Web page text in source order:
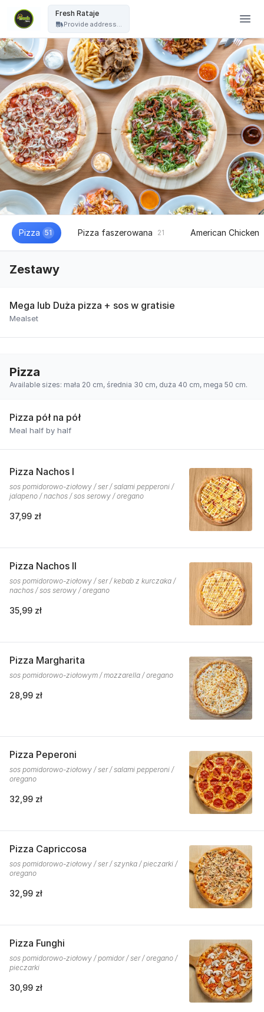
Fresh Rataje
Provide address...
Pizza 51 Pizza faszerowana 21 American Chicken
Zestawy
Mega lub Duża pizza + sos w gratisie
Mealset
Pizza
Available sizes: mała 20 cm, średnia 30 cm, duża 40 cm, mega 50 cm.
Pizza pół na pół
Meal half by half
Pizza Nachos I
sos pomidorowo-ziołowy / ser / salami pepperoni /
jalapeno / nachos / sos serowy / oregano
37,99 zł
Pizza Nachos II
sos pomidorowo-ziołowy / ser / kebab z kurczaka /
nachos / sos serowy / oregano
35,99 zł
Pizza Margharita
sos pomidorowo-ziołowym / mozzarella / oregano
28,99 zł
Pizza Peperoni
sos pomidorowo-ziołowy / ser / salami pepperoni /
oregano
32,99 zł
Pizza Capriccosa
sos pomidorowo-ziołowy / ser / szynka / pieczarki /
oregano
32,99 zł
Pizza Funghi
sos pomidorowo-ziołowy / pomidor / ser / oregano /
pieczarki
30,99 zł